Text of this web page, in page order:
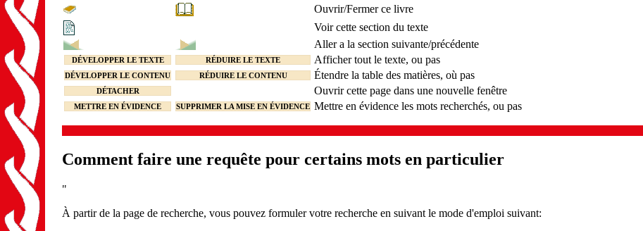
Ouvrir/Fermer ce livre
Voir cette section du texte
Aller a la section suivante/précédente
DÉVELOPPER LE TEXTE RÉDUIRE LE TEXTE Afficher tout le texte, ou pas
DÉVELOPPER LE CONTENU RÉDUIRE LE CONTENU Étendre la table des matières, où pas
DÉTACHER Ouvrir cette page dans une nouvelle fenêtre
METTRE EN ÉVIDENCE SUPPRIMER LA MISE EN ÉVIDENCE Mettre en évidence les mots recherchés, ou pas
Comment faire une requête pour certains mots en particulier
"
À partir de la page de recherche, vous pouvez formuler votre recherche en suivant le mode d'emploi suivant: